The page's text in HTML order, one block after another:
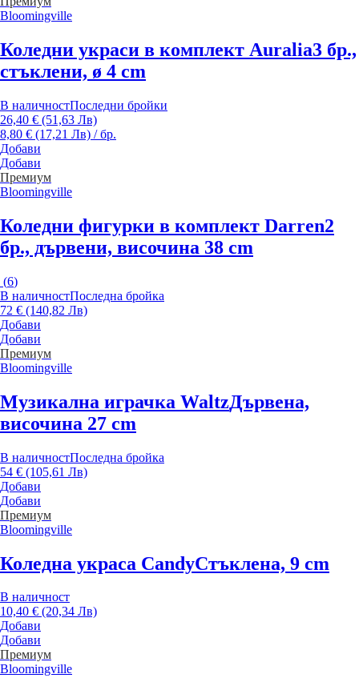
Bloomingville
Коледни украси в комплект Auralia3 бр.,
стъклени, ø 4 cm
В наличностПоследни бройки
26,40 € (51,63 Лв)
8,80 € (17,21 Лв) / бр.
Добави
Добави
Премиум
Bloomingville
Коледни фигурки в комплект Darren2
бр., дървени, височина 38 cm
(6)
В наличностПоследна бройка
72 € (140,82 Лв)
Добави
Добави
Премиум
Bloomingville
Музикална играчка WaltzДървена,
височина 27 cm
В наличностПоследна бройка
54 € (105,61 Лв)
Добави
Добави
Премиум
Bloomingville
Коледна украса CandyСтъклена, 9 cm
В наличност
10,40 € (20,34 Лв)
Добави
Добави
Премиум
Bloomingville